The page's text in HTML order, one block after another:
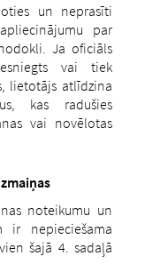
un neprasīti
par
Ja oficiāls
vai tiek
lietotājs atlīdzina
kas radušies
vai novēlotas
noteikumu un
ir nepieciešama
šajā 4. sadaļā